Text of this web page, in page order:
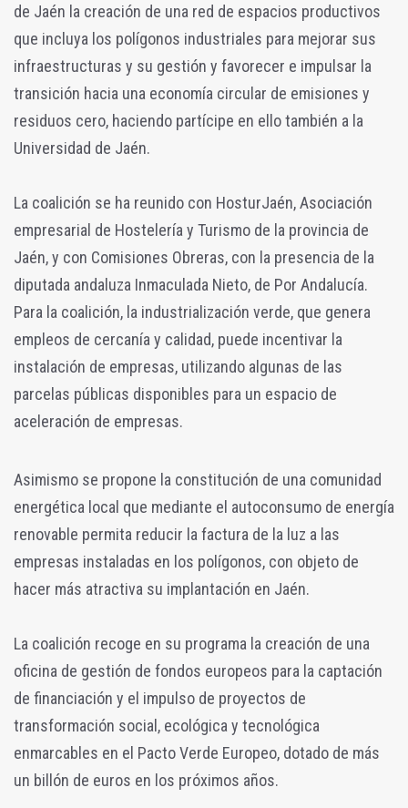
de Jaén la creación de una red de espacios productivos
que incluya los polígonos industriales para mejorar sus
infraestructuras y su gestión y favorecer e impulsar la
transición hacia una economía circular de emisiones y
residuos cero, haciendo partícipe en ello también a la
Universidad de Jaén.
La coalición se ha reunido con HosturJaén, Asociación
empresarial de Hostelería y Turismo de la provincia de
Jaén, y con Comisiones Obreras, con la presencia de la
diputada andaluza Inmaculada Nieto, de Por Andalucía.
Para la coalición, la industrialización verde, que genera
empleos de cercanía y calidad, puede incentivar la
instalación de empresas, utilizando algunas de las
parcelas públicas disponibles para un espacio de
aceleración de empresas.
Asimismo se propone la constitución de una comunidad
energética local que mediante el autoconsumo de energía
renovable permita reducir la factura de la luz a las
empresas instaladas en los polígonos, con objeto de
hacer más atractiva su implantación en Jaén.
La coalición recoge en su programa la creación de una
oficina de gestión de fondos europeos para la captación
de financiación y el impulso de proyectos de
transformación social, ecológica y tecnológica
enmarcables en el Pacto Verde Europeo, dotado de más
un billón de euros en los próximos años.